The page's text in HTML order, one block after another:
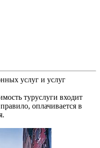
услуг и услуг
туруслуги входит
оплачивается в